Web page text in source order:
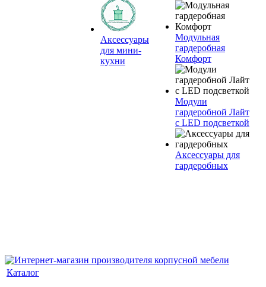
Аксессуары
для мини-
кухни
Модульная
гардеробная
Комфорт
Модули
гардеробной Лайт
с LED подсветкой
Аксессуары для
гардеробных
Каталог